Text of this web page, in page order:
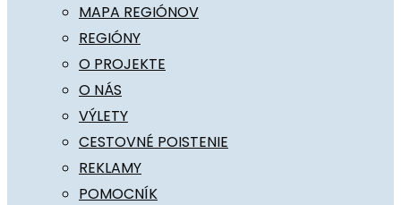
MAPA REGIÓNOV
REGIÓNY
O PROJEKTE
O NÁS
VÝLETY
CESTOVNÉ POISTENIE
REKLAMY
POMOCNÍK